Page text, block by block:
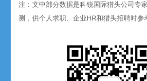
注：文中部分数据是科锐国际猎头公司专
测，供个人求职、企业HR和猎头招聘时参